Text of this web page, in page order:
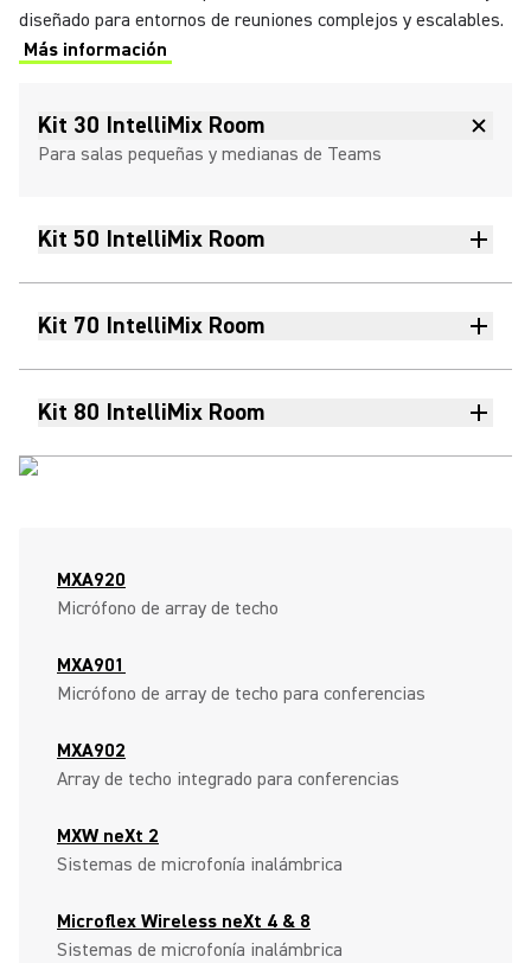
diseñado para entornos de reuniones complejos y escalables.
Más información
Kit 30 IntelliMix Room
Para salas pequeñas y medianas de Teams
Kit 50 IntelliMix Room
Kit 70 IntelliMix Room
Kit 80 IntelliMix Room
MXA920
Micrófono de array de techo
MXA901
Micrófono de array de techo para conferencias
MXA902
Array de techo integrado para conferencias
MXW neXt 2
Sistemas de microfonía inalámbrica
Microflex Wireless neXt 4 & 8
Sistemas de microfonía inalámbrica